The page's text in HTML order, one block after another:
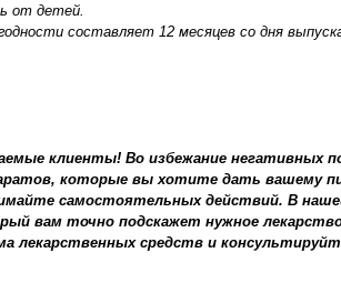
от детей.
составляет 12 месяцев со дня
клиенты! Во избежание негативных
которые вы хотите дать вашему
самостоятельных действий. В
вам точно подскажет нужное
лекарственных средств и